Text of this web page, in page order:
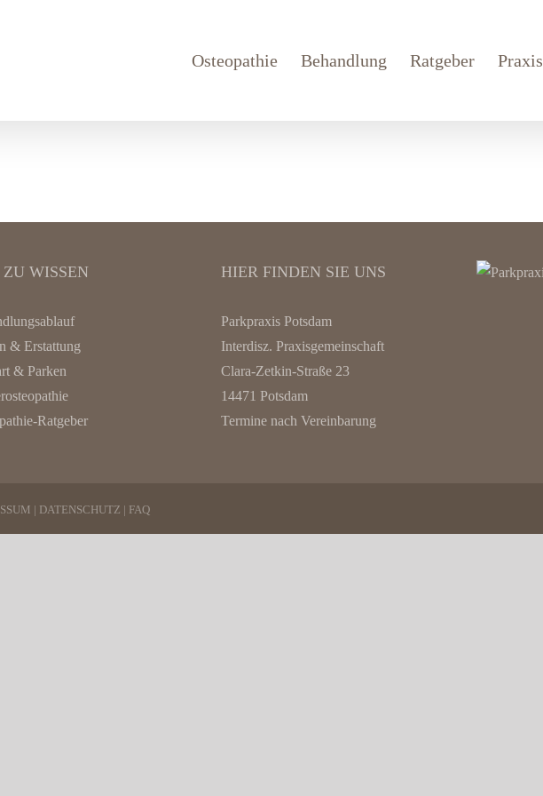
Osteopathie Behandlung Ratgeber Praxis
ZU WISSEN
& Erstattung
& Parken
Ratgeber
HIER FINDEN SIE UNS
Parkpraxis Potsdam
Interdisz. Praxisgemeinschaft
Clara-Zetkin-Straße 23
14471 Potsdam
Termine nach Vereinbarung
| DATENSCHUTZ | FAQ